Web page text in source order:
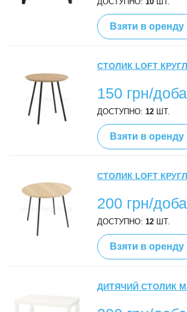
Взяти в оренду
СТОЛИК LOFT
150 грн/доба
ДОСТУПНО:12 ШТ.
Взяти в оренду
СТОЛИК LOFT
200 грн/доба
ДОСТУПНО:12 ШТ.
Взяти в оренду
ДИТЯЧИЙ СТОЛИК